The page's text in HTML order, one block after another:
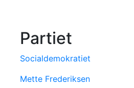
Partiet
Socialdemokratiet
Mette Frederiksen